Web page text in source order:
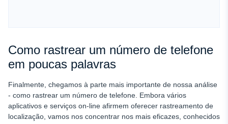
Como rastrear um número de telefone
em poucas palavras
Finalmente, chegamos à parte mais importante de nossa análise
- como rastrear um número de telefone. Embora vários
aplicativos e serviços on-line afirmem oferecer rastreamento de
localização, vamos nos concentrar nos mais eficazes, conhecidos